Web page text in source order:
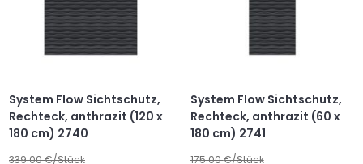
System Flow Sichtschutz,
Rechteck, anthrazit (120 x
180 cm) 2740
339.00€/Stück
System Flow Sichtschutz,
Rechteck, anthrazit (60 x
180 cm) 2741
175.00€/Stück